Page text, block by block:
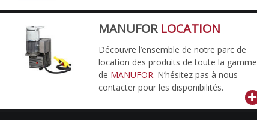
MANUFOR LOCATION
Découvre l’ensemble de notre parc de
location des produits de toute la gamme
de MANUFOR. N’hésitez pas à nous
contacter pour les disponibilités.